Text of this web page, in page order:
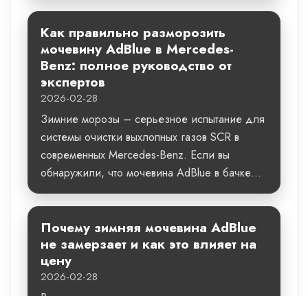
Как правильно разморозить
мочевину AdBlue в Mercedes-
Benz: полное руководство от
экспертов
2026-02-28
Зимние морозы – серьезное испытание для
системы очистки выхлопных газов SCR в
современных Mercedes-Benz. Если вы
обнаружили, что мочевина AdBlue в бачке...
Почему зимняя мочевина AdBlue
не замерзает и как это влияет на
цену
2026-02-28